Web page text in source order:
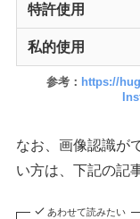
特許使用
私的使用
参考： https://
なお、画像認識が
い方は、下記の記
あわせて読みたい